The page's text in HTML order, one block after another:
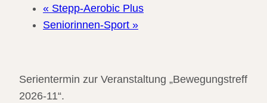
« Stepp-Aerobic Plus
Seniorinnen-Sport »
Serientermin zur Veranstaltung „Bewegungstreff
2026-11“.